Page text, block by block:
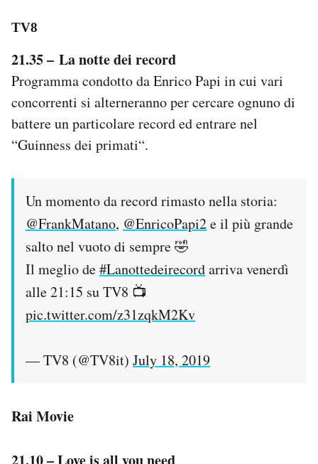
TV8
21.35 – La notte dei record
Programma condotto da Enrico Papi in cui vari
concorrenti si alterneranno per cercare ognuno di
battere un particolare record ed entrare nel
“Guinness dei primati“.
Un momento da record rimasto nella storia:
@FrankMatano, @EnricoPapi2e il più grande
salto nel vuoto di sempre 🤣
Il meglio de#Lanottedeirecordarriva venerdì
alle 21:15 su TV8 📺
pic.twitter.com/z31zqkM2Kv
— TV8 (@TV8it) July 18, 2019
Rai Movie